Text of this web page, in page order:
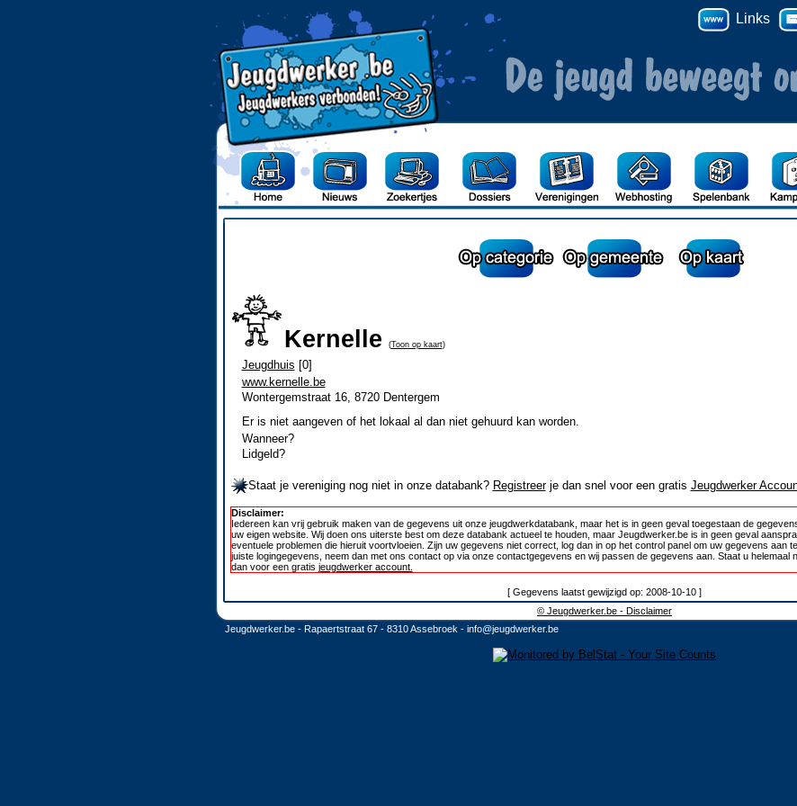
Links
Kernelle (Toon op kaart)
Jeugdhuis [0]
www.kernelle.be
Wontergemstraat 16, 8720 Dentergem
Er is niet aangeven of het lokaal al dan niet gehuurd kan worden.
Wanneer?
Lidgeld?
Staat je vereniging nog niet in onze databank? Registreerje dan snel voor een gratis Jeugdwerker
Disclaimer:
Iedereen kan vrij gebruik maken van de gegevens uit onze jeugdwerkdatabank, maar het is in geen geval toegestaan de
uw eigen website. Wij doen ons uiterste best om deze databank actueel te houden, maar Jeugdwerker.be is in geen geval
eventuele problemen die hieruit voortvloeien. Zijn uw gegevens niet correct, log dan in op het control panel om uw gegevens aan
juiste logingegevens, neem dan met ons contact op via onze contactgegevens en wij passen de gegevens aan. Staat u helemaal
dan voor een gratis jeugdwerker account.
[ Gegevens laatst gewijzigd op: 2008-10-10 ]
© Jeugdwerker.be - Disclaimer
Jeugdwerker.be - Rapaertstraat 67 - 8310 Assebroek - info@jeugdwerker.be